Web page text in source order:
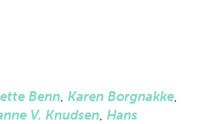
Benn, Karen Borgnakke,
V. Knudsen, Hans